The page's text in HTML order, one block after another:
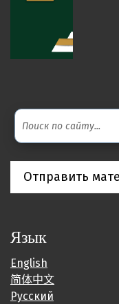
Отправить
Язык
English
简体中文
Русский